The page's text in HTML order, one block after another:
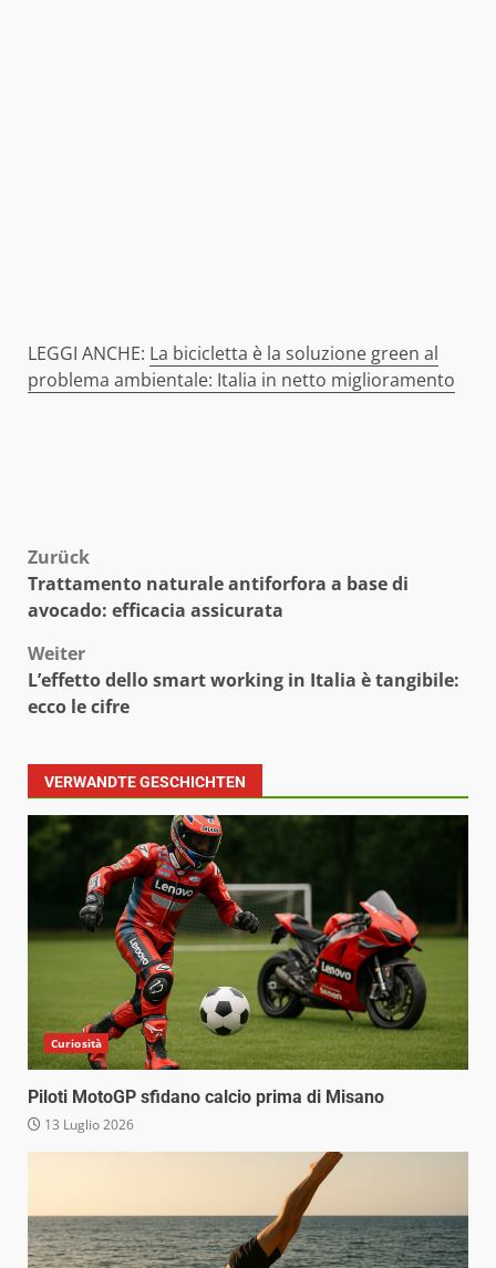
LEGGI ANCHE: La bicicletta è la soluzione green al
problema ambientale: Italia in netto miglioramento
Beitragsnavigation
Zurück
Trattamento naturale antiforfora a base di
avocado: efficacia assicurata
Weiter
L’effetto dello smart working in Italia è tangibile:
ecco le cifre
VERWANDTE GESCHICHTEN
Curiosità
Piloti MotoGP sfidano calcio prima di Misano
13 Luglio 2026